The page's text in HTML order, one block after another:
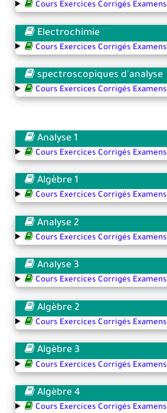
Cours Exercices Corrigés Examens
Electrochimie
Cours Exercices Corrigés Examens
spectroscopiques d'analyse
Cours Exercices Corrigés Examens
Analyse 1
Cours Exercices Corrigés Examens
Algèbre 1
Cours Exercices Corrigés Examens
Analyse 2
Cours Exercices Corrigés Examens
Analyse 3
Cours Exercices Corrigés Examens
Algèbre 2
Cours Exercices Corrigés Examens
Algèbre 3
Cours Exercices Corrigés Examens
Algèbre 4
Cours Exercices Corrigés Examens